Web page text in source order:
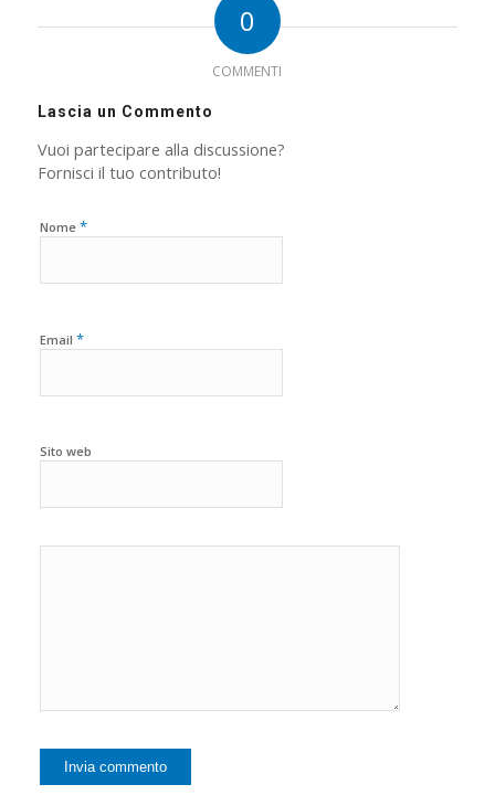
0
COMMENTI
Lascia un Commento
Vuoi partecipare alla discussione?
Fornisci il tuo contributo!
Nome *
Email *
Sito web